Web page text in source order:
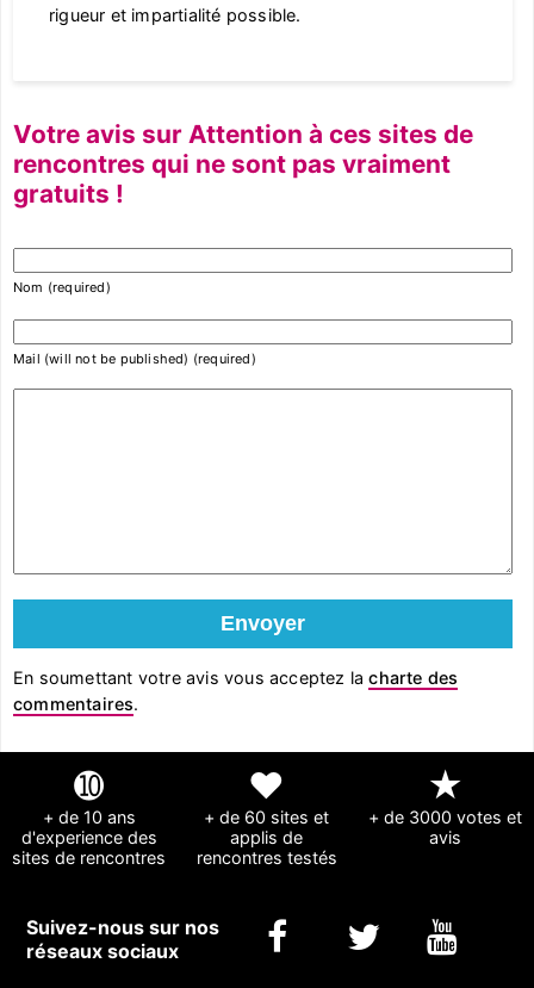
rigueur et impartialité possible.
Votre avis sur Attention à ces sites de
rencontres qui ne sont pas vraiment
gratuits !
Nom (required)
Mail (will not be published) (required)
En soumettant votre avis vous acceptez lacharte des
commentaires.
➓
+ de 10 ans
d'experience des
sites de rencontres
❤
+ de 60 sites et
applis de
rencontres testés
★
+ de 3000 votes et
avis
Suivez-nous sur nos
réseaux sociaux